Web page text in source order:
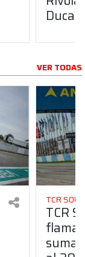
Ducati
VER TODAS
TCR
TCR
suma